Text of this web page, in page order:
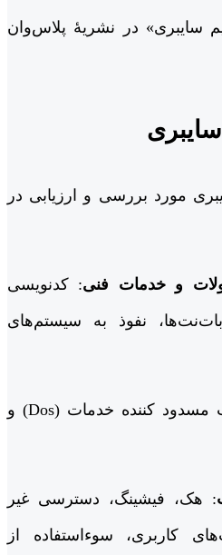
سایبری» در نشریۀ پلاس‌وان
مورد بررسی و ارزیابی در
و خدمات فنی: کدنویسی
نفوذ به سیستم‌های
: حملات مسدود کننده خدمات (Dos) و
: هک، فیشینگ، دسترسی غیر
کاربری، سوءاستفاده از